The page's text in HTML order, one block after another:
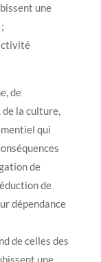
une
de
la culture,
qui
de
de
dépendance
de celles des
une